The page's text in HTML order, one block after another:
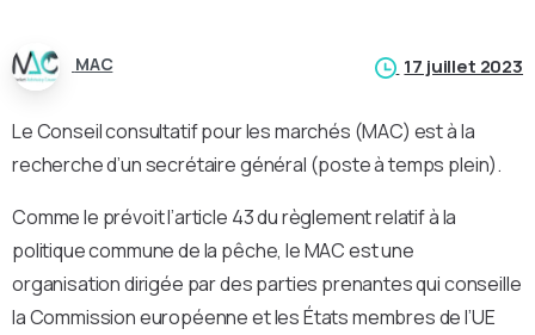
MAC 17 juillet 2023
Le Conseil consultatif pour les marchés (MAC) est à la
recherche d’un secrétaire général (poste à temps plein).
Comme le prévoit l’article 43 du règlement relatif à la
politique commune de la pêche, le MAC est une
organisation dirigée par des parties prenantes qui conseille
la Commission européenne et les États membres de l’UE